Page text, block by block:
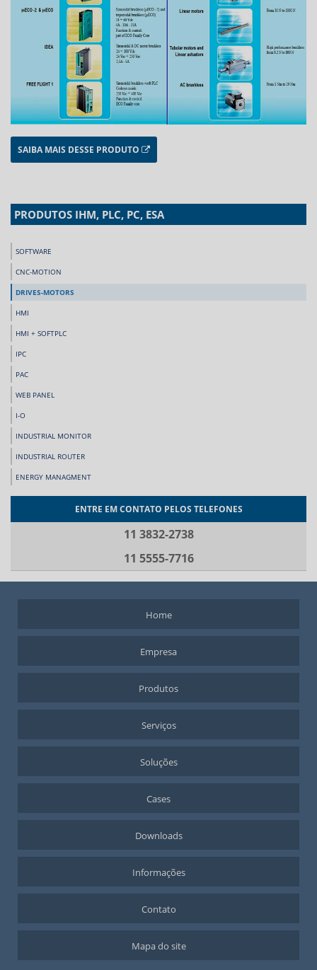
SAIBA MAIS DESSE PRODUTO
PRODUTOS IHM, PLC, PC, ESA
SOFTWARE
CNC-MOTION
DRIVES-MOTORS
HMI
HMI + SOFTPLC
IPC
PAC
WEB PANEL
I-O
INDUSTRIAL MONITOR
INDUSTRIAL ROUTER
ENERGY MANAGMENT
ENTRE EM CONTATO PELOS TELEFONES
11 3832-2738
11 5555-7716
Home
Empresa
Produtos
Serviços
Soluções
Cases
Downloads
Informações
Contato
Mapa do site